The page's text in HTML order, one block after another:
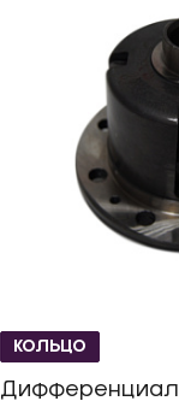
КОЛЬЦО
Дифференциал